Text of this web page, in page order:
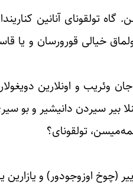
گاه تولقونای آنانین
خیالی قورورسان و یا
وئریب و اونلارین
بیر سیردن دانیشیر و بو سیری
تولقونای؟
(چوخ اوزوجودور) و یازارین